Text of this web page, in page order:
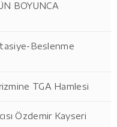
BOYUNCA
Beslenme
TGA Hamlesi
Özdemir Kayseri